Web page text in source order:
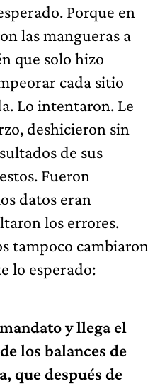
Porque en
las mangueras a
que solo hizo
cada sitio
Lo intentaron. Le
deshicieron sin
de sus
Fueron
datos eran
los errores.
tampoco cambiaron
lo esperado:
y llega el
los balances de
que después de